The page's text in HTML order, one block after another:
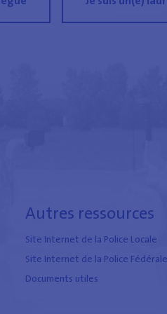
Autres ressources
Site Internet de la Police Locale
Site Internet de la Police Fédérale
Documents utiles